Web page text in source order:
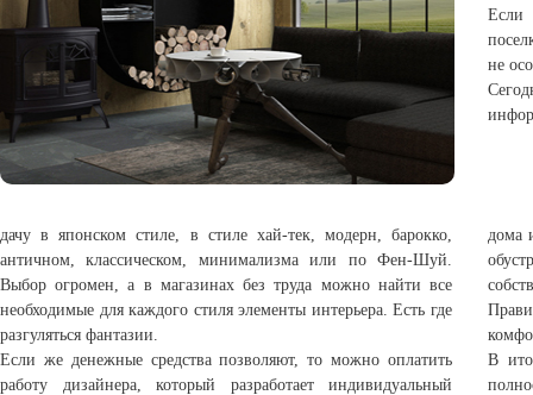
Если
не
дачу в японском стиле, в стиле хай-тек, модерн, барокко,
античном, классическом, минимализма или по Фен-Шуй.
Выбор огромен, а в магазинах без труда можно найти все
необходимые для каждого стиля элементы интерьера. Есть где
разгуляться фантазии.
Если же денежные средства позволяют, то можно оплатить
работу дизайнера, который разработает индивидуальный
дома
В